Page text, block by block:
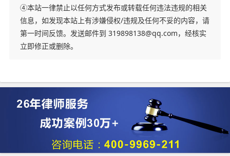
④本站一律禁止以任何方式发布或转载任何违法违规的相关
信息，如发现本站上有涉嫌侵权/违规及任何不妥的内容，请
第一时间反馈。发送邮件到 319898138@qq.com，经核实
立即修正或删除。